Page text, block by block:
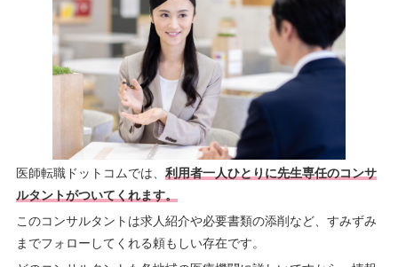
医師転職ドットコムでは、 利用者一人ひとりに先生専任のコンサ
ルタントがついてくれます。
このコンサルタントは求人紹介や必要書類の添削など、すみずみ
までフォローしてくれる頼もしい存在です。